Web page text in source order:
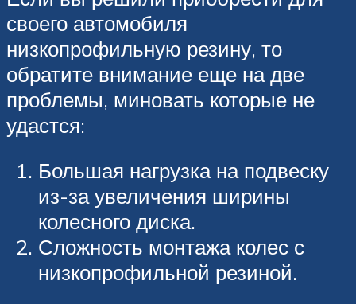
своего автомобиля
низкопрофильную резину, то
обратите внимание еще на две
проблемы, миновать которые не
удастся:
Большая нагрузка на подвеску
из-за увеличения ширины
колесного диска.
Сложность монтажа колес с
низкопрофильной резиной.